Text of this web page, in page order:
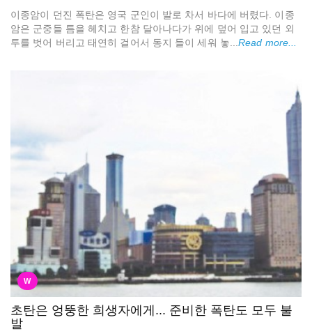
이종암이 던진 폭탄은 영국 군인이 발로 차서 바다에 버렸다. 이종
암은 군중들 틈을 헤치고 한참 달아나다가 위에 덮어 입고 있던 외
투를 벗어 버리고 태연히 걸어서 동지 들이 세워 놓...Read more...
W
초탄은 엉뚱한 희생자에게... 준비한 폭탄도 모두 불
발